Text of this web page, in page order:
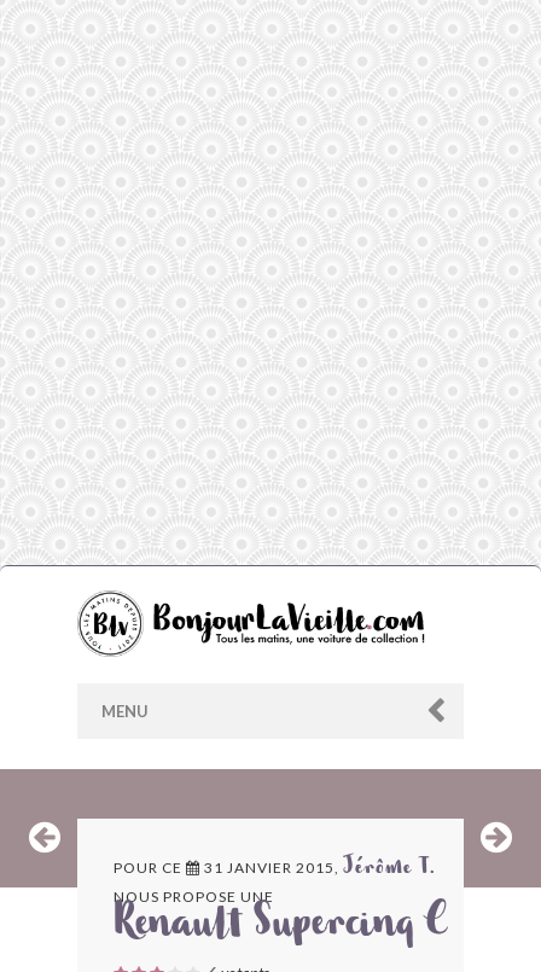
MENU
ARCHIVES
POUR CE 31 JANVIER 2015, Jérôme T.
NOUS PROPOSE UNE
Renault Supercinq C